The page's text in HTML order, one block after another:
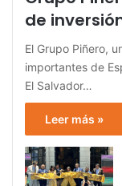
de
El Grupo Piñero,
importantes de
El Salvador…
Leer más »